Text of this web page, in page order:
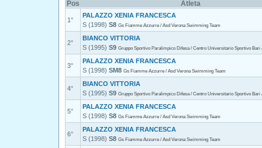
Pos Atleta
1°
PALAZZO XENIA FRANCESCA
S (1998) S8 Gs Fiamme Azzurre / Asd Verona Swimming Team
2°
BIANCO VITTORIA
S (1995) S9 Gruppo Sportivo Paralimpico Difesa / Centro Universitario Sportivo Bari
3°
PALAZZO XENIA FRANCESCA
S (1998) SM8 Gs Fiamme Azzurre / Asd Verona Swimming Team
4°
BIANCO VITTORIA
S (1995) S9 Gruppo Sportivo Paralimpico Difesa / Centro Universitario Sportivo Bari
5°
PALAZZO XENIA FRANCESCA
S (1998) S8 Gs Fiamme Azzurre / Asd Verona Swimming Team
6°
PALAZZO XENIA FRANCESCA
S (1998) S8 Gs Fiamme Azzurre / Asd Verona Swimming Team